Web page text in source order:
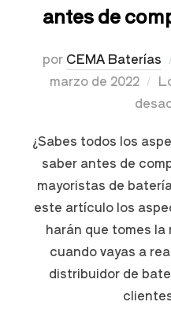
antes de
por CEMA Baterías
marzo de 2022
¿Sabes todos los
saber antes de
mayoristas de
este artículo los
harán que tomes
cuando vayas a
distribuidor de